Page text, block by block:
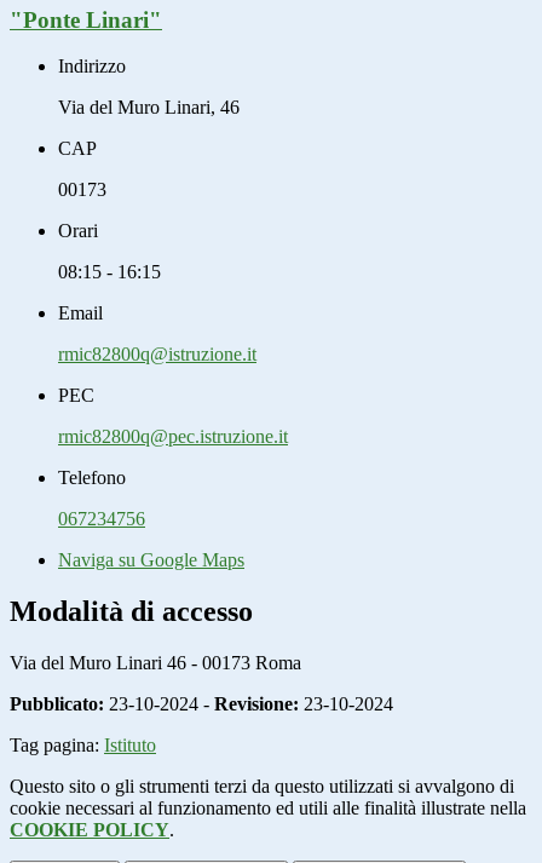
"Ponte Linari"
Indirizzo
Via del Muro Linari, 46
CAP
00173
Orari
08:15 - 16:15
Email
rmic82800q@istruzione.it
PEC
rmic82800q@pec.istruzione.it
Telefono
067234756
Naviga su Google Maps
Modalità di accesso
Via del Muro Linari 46 - 00173 Roma
Pubblicato: 23-10-2024 - Revisione: 23-10-2024
Tag pagina: Istituto
Questo sito o gli strumenti terzi da questo utilizzati si avvalgono di
cookie necessari al funzionamento ed utili alle finalità illustrate nella
COOKIE POLICY.